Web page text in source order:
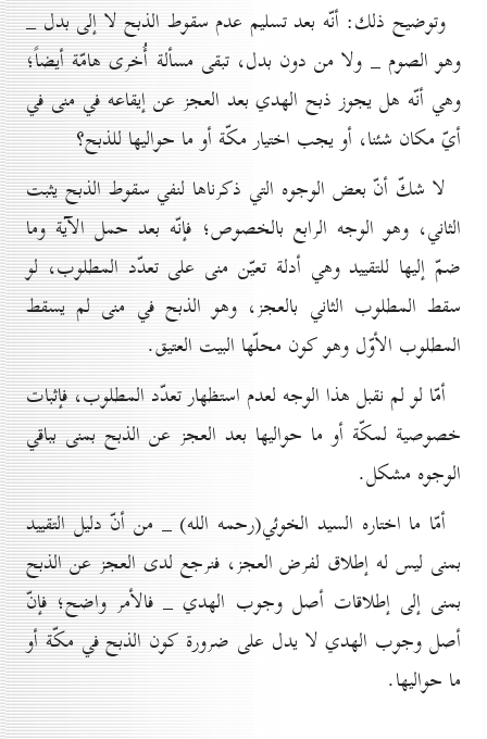
وتوضيح ذلك: أنّه بعد تسليم عدم سقوط الذبح لا إلى بدل _
وهو الصوم _ ولا من دون بدل، تبقى مسألة أُخرى هامّة أيضاً؛
وهي أنّه هل يجوز ذبح الهدي بعد العجز عن إيقاعه في منى في
أيّ مكان شئنا، أو يجب اختيار مكّة أو ما حواليها للذبح؟
لا شكّ أنّ بعض الوجوه التي ذكرناها لنفي سقوط الذبح يثبت
الثاني، وهو الوجه الرابع بالخصوص؛ فإنّه بعد حمل الآية وما
ضمّ إليها للتقييد وهي أدلة تعيّن منى على تعدّد المطلوب، لو
سقط المطلوب الثاني بالعجز، وهو الذبح في منى لم يسقط
المطلوب الأوّل وهو كون محلّها البيت العتيق.
أمّا لو لم نقبل هذا الوجه لعدم استظهار تعدّد المطلوب، فإثبات
خصوصية لمكّة أو ما حواليها بعد العجز عن الذبح بمنى بباقي
الوجوه مشكل.
أمّا ما اختاره السيد الخوئي(رحمه الله) _ من أنّ دليل التقييد
بمنى ليس له إطلاق لفرض العجز، فنرجع لدى العجز عن الذبح
بمنى إلى إطلاقات أصل وجوب الهدي _ فالأمر واضح؛ فإنّ
أصل وجوب الهدي لا يدل على ضرورة كون الذبح في مكّة أو
ما حواليها.